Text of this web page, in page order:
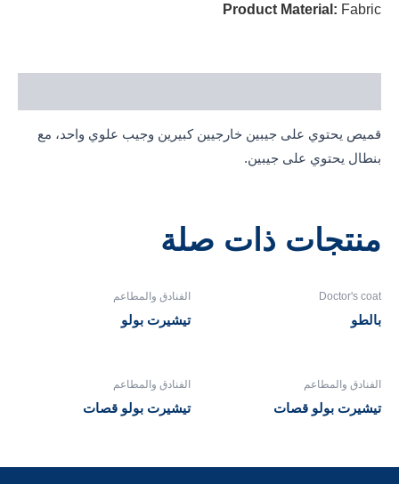
Product Material:Fabric
قميص يحتوي على جيبين خارجيين كبيرين وجيب علوي واحد، مع
بنطال يحتوي على جيبين.
منتجات ذات صلة
Doctor's coat
بالطو
الفنادق والمطاعم
تيشيرت بولو
الفنادق والمطاعم
تيشيرت بولو قصات
الفنادق والمطاعم
تيشيرت بولو قصات